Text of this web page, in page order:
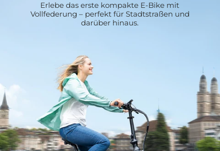
Erlebe das erste kompakte E-Bike mit
Vollfederung – perfekt für Stadtstraßen und
darüber hinaus.